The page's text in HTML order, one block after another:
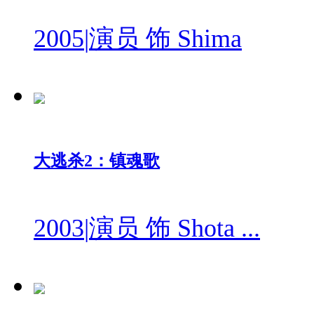
2005|演员 饰 Shima
大逃杀2：镇魂歌
2003|演员 饰 Shota ...